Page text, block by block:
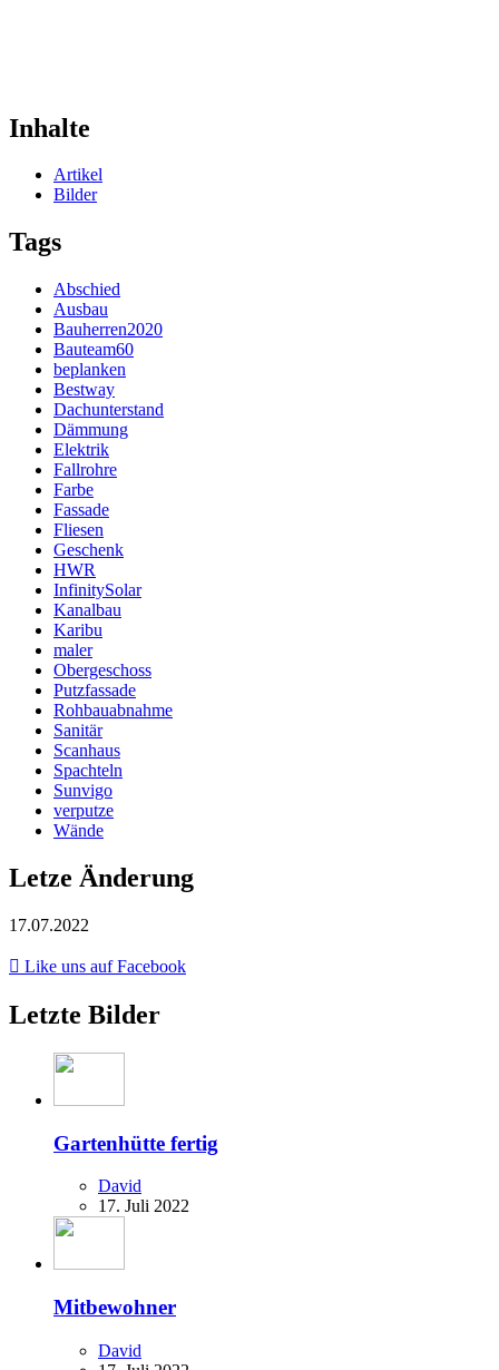
Inhalte
Artikel
Bilder
Tags
Abschied
Ausbau
Bauherren2020
Bauteam60
beplanken
Bestway
Dachunterstand
Dämmung
Elektrik
Fallrohre
Farbe
Fassade
Fliesen
Geschenk
HWR
InfinitySolar
Kanalbau
Karibu
maler
Obergeschoss
Putzfassade
Rohbauabnahme
Sanitär
Scanhaus
Spachteln
Sunvigo
verputze
Wände
Letze Änderung
17.07.2022
Like uns auf Facebook
Letzte Bilder
Gartenhütte fertig
David
17. Juli 2022
Mitbewohner
David